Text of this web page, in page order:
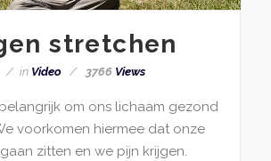
stretchen
in Video 3766Views
om ons lichaam gezond
voorkomen hiermee dat onze
zitten en we pijn krijgen.